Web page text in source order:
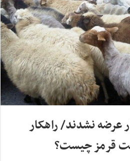
عرضه نشدند/ راهکار
قرمز چیست؟